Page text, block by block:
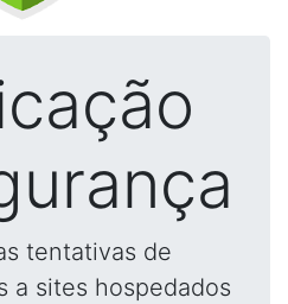
tentativas de
a sites hospedados